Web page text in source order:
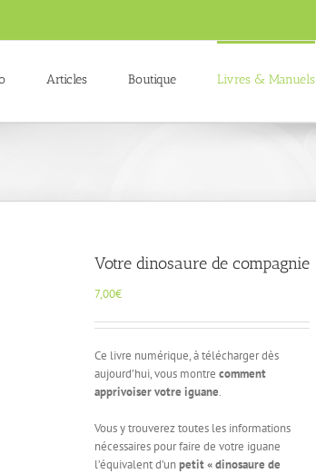
Articles Boutique Livres & Manuels
Votre dinosaure de compagnie
7,00€
Ce livre numérique, à télécharger dès
aujourd’hui, vous montre comment
apprivoiser votre iguane.
Vous y trouverez toutes les informations
nécessaires pour faire de votre iguane
l’équivalent d’unpetit « dinosaure de